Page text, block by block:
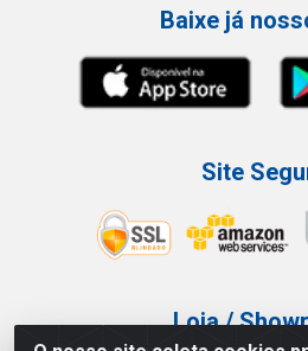
Baixe já
Site
Loja /